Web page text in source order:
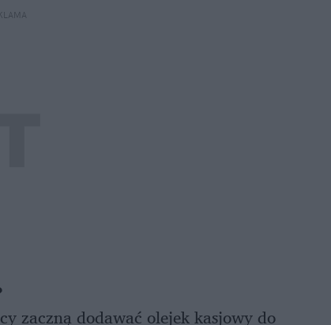
zaczną dodawać olejek kasjowy do